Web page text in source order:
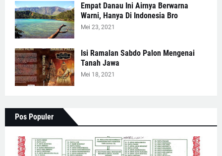
Empat Danau Ini Airnya Berwarna
Warni, Hanya Di Indonesia Bro
Mei 23, 2021
Isi Ramalan Sabdo Palon Mengenai
Tanah Jawa
Mei 18, 2021
Pos Populer